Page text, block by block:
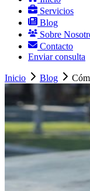
Servicios
Blog
Sobre
Contacto
Enviar consulta
Inicio Blog